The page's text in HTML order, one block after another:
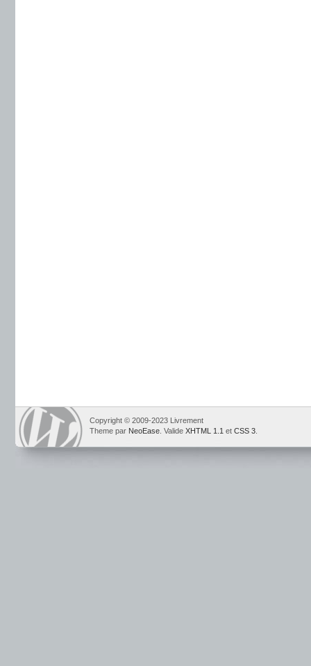
Copyright © 2009-2023 Livrement
Theme par NeoEase . Valide XHTML 1.1 et CSS 3